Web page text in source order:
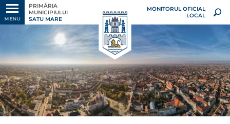
MENU
PRIMĂRIA
MUNICIPIULUI
SATU MARE
MONITORUL OFICIAL
LOCAL